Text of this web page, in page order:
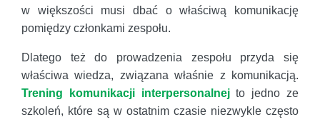
w większości musi dbać o właściwą komunikację
pomiędzy członkami zespołu.
Dlatego też do prowadzenia zespołu przyda się
właściwa wiedza, związana właśnie z komunikacją.
Trening komunikacji interpersonalnejto jedno ze
szkoleń, które są w ostatnim czasie niezwykle często